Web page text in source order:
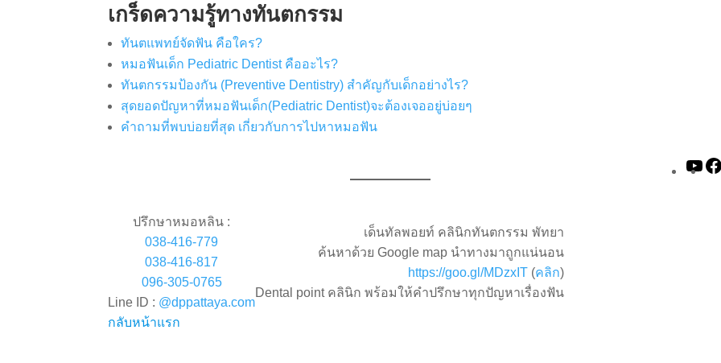
เกร็ดความรู้ทางทันตกรรม
ทันตแพทย์จัดฟัน คือใคร?
หมอฟันเด็ก Pediatric Dentist คืออะไร?
ทันตกรรมป้องกัน (Preventive Dentistry) สำคัญกับเด็กอย่างไร?
สุดยอดปัญหาที่หมอฟันเด็ก(Pediatric Dentist)จะต้องเจออยู่บ่อยๆ
คำถามที่พบบ่อยที่สุด เกี่ยวกับการไปหาหมอฟัน
ปรึกษาหมอหลิน :
038-416-779
038-416-817
096-305-0765
Line ID : @dppattaya.com
เด็นทัลพอยท์ คลินิกทันตกรรม พัทยา
ค้นหาด้วย Google map นำทางมาถูกแน่นอน
https://goo.gl/MDzxIT (คลิก)
Dental point คลินิก พร้อมให้คำปรึกษาทุกปัญหาเรื่องฟัน
กลับหน้าแรก